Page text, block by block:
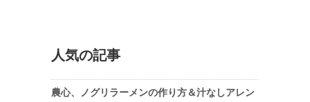
人気の記事
農心、ノグリラーメンの作り方＆汁なしアレン